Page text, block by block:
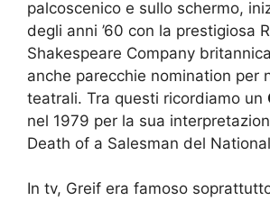
palcoscenico e sullo schermo,
degli anni ’60 con la prestigiosa
Shakespeare Company
anche parecchie nomination per
teatrali. Tra questi ricordiamo un
nel 1979 per la sua
Death of a Salesman del
In tv, Greif era famoso